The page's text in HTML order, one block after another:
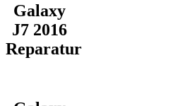
Galaxy
J7 2016
Reparatur